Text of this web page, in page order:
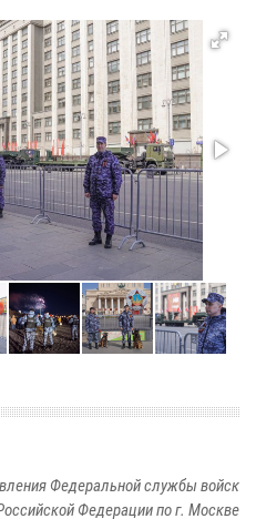
Федеральной службы войск
Федерации по г. Москве